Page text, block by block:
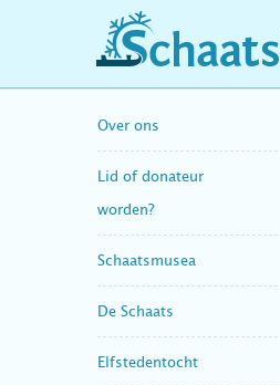
schaatshistorie.nl
Over ons
Lid of donateur
worden?
Schaatsmusea
De Schaats
Elfstedentocht